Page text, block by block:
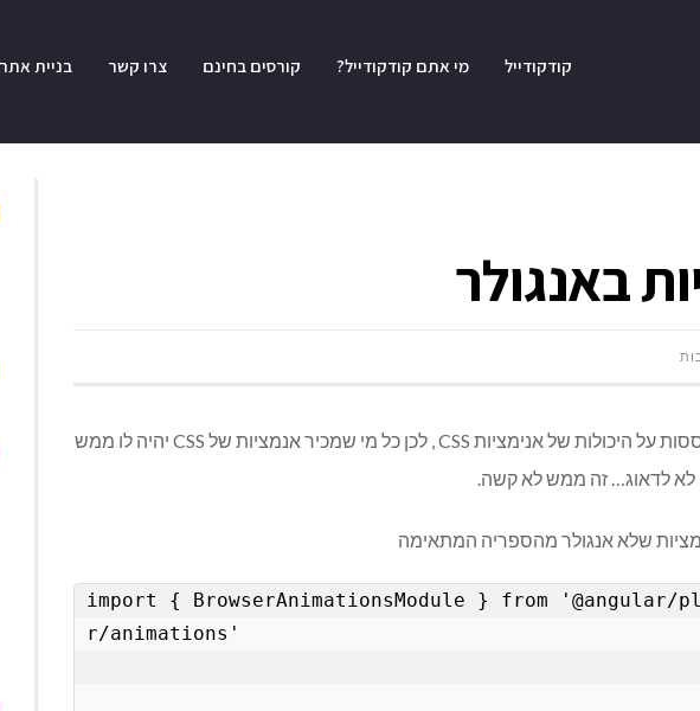
קודקודייל מי אתם קודקודייל? קורסים בחינם צרו קשר בניית
באנגולר
אנימציות באנגולר מבוססות על היכולות של אנימציות CSS , לכן כל מי שמכיר אנמציות של CSS יהיה לו ממש
לא לדאוג… זה ממש לא קשה.
שלא אנגולר מהספריה המתאימה
import { BrowserAnimationsModule } from '@angular/
r/animations'